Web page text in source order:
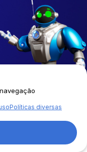
direitos reservados
Políticas diversas